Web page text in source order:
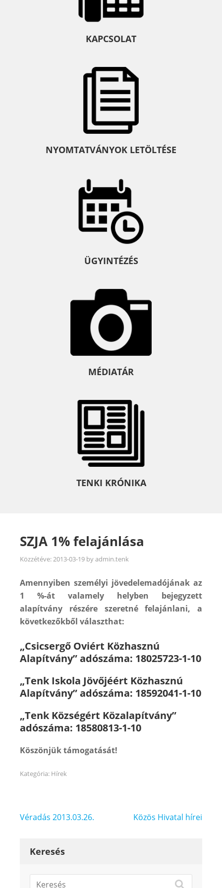
KAPCSOLAT
NYOMTATVÁNYOK LETÖLTÉSE
ÜGYINTÉZÉS
MÉDIATÁR
TENKI KRÓNIKA
SZJA 1% felajánlása
Közzétéve:2013-03-19 byadmin.tenk
Amennyiben személyi jövedelemadójának az
1 %-át valamely helyben bejegyzett
alapítvány részére szeretné felajánlani, a
következőkből választhat:
„Csicsergő Oviért Közhasznú
Alapítvány” adószáma: 18025723-1-10
„Tenk Iskola Jövőjéért Közhasznú
Alapítvány” adószáma: 18592041-1-10
„Tenk Községért Közalapítvány”
adószáma: 18580813-1-10
Köszönjük támogatását!
Kategória: Hírek
Bejegyzés
Véradás 2013.03.26. Közös Hivatal hírei
Keresés